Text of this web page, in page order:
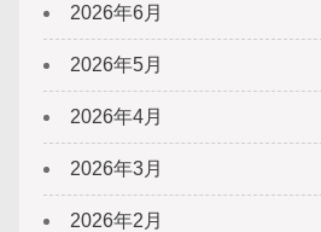
2026年6月
2026年5月
2026年4月
2026年3月
2026年2月